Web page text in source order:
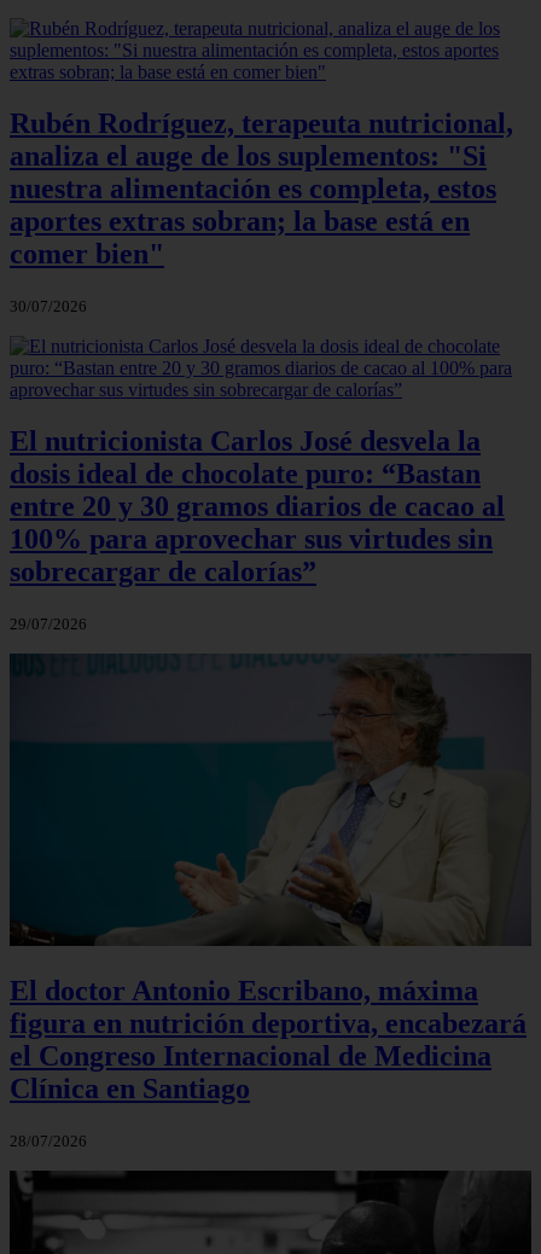
Rubén Rodríguez, terapeuta nutricional,
analiza el auge de los suplementos: "Si
nuestra alimentación es completa, estos
aportes extras sobran; la base está en
comer bien"
30/07/2026
El nutricionista Carlos José desvela la
dosis ideal de chocolate puro: “Bastan
entre 20 y 30 gramos diarios de cacao al
100% para aprovechar sus virtudes sin
sobrecargar de calorías”
29/07/2026
El doctor Antonio Escribano, máxima
figura en nutrición deportiva, encabezará
el Congreso Internacional de Medicina
Clínica en Santiago
28/07/2026